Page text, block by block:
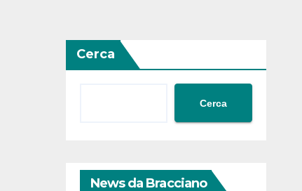
Cerca
Cerca
News da Bracciano